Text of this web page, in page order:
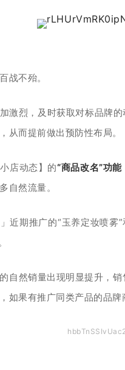
战不殆。
激烈，及时获取对标品牌
从而提前做出预防性布局。
店动态】的“商品改名”功能
自然流量。
近期推广的“玉养定妆喷雾
自然销量出现明显提升，
如果有推广同类产品的品